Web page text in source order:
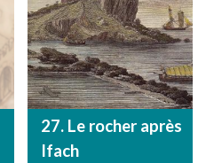
27. Le rocher après
Ifach